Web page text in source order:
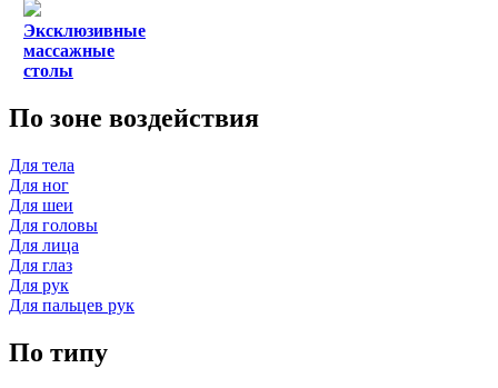
Эксклюзивные
массажные
столы
По зоне воздействия
Для тела
Для ног
Для шеи
Для головы
Для лица
Для глаз
Для рук
Для пальцев рук
По типу